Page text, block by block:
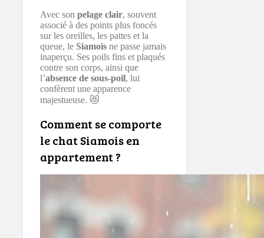
Avec son pelage clair, souvent
associé à des points plus foncés
sur les oreilles, les pattes et la
queue, le Siamois ne passe jamais
inaperçu. Ses poils fins et plaqués
contre son corps, ainsi que
l’absence de sous-poil, lui
confèrent une apparence
majestueuse. 😻
Comment se comporte
le chat Siamois en
appartement ?